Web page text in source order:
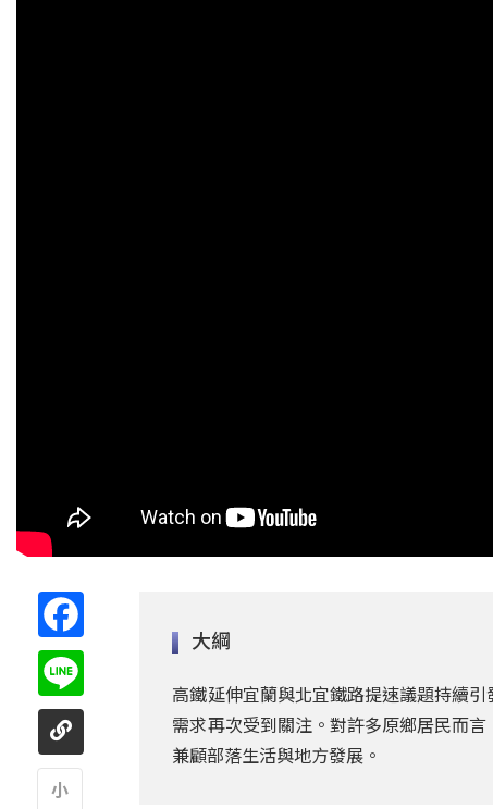
大綱
高鐵延伸宜蘭與北宜鐵路提速議題持續
需求再次受到關注。對許多原鄉居民而
兼顧部落生活與地方發展。